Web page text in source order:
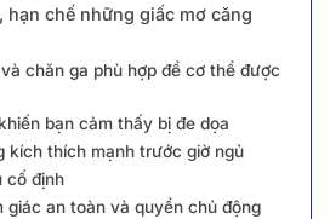
hạn chế những giấc mơ căng
chăn ga phù hợp để cơ thể được
bạn cảm thấy bị đe dọa
kích thích mạnh trước giờ ngủ
cố định
giác an toàn và quyền chủ động